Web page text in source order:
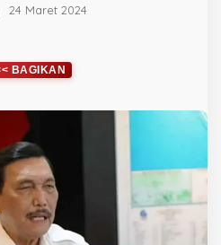
24 Maret 2024